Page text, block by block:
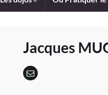
Jacques